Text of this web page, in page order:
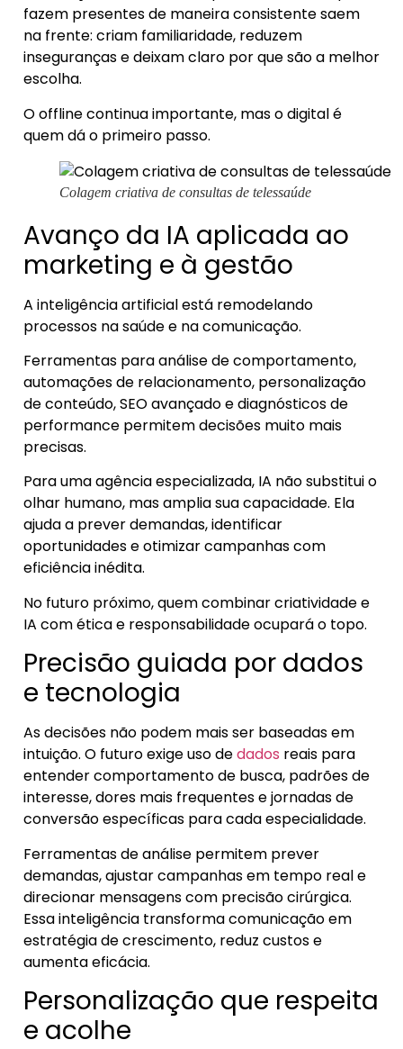
fazem presentes de maneira consistente saem
na frente: criam familiaridade, reduzem
inseguranças e deixam claro por que são a melhor
escolha.
O offline continua importante, mas o digital é
quem dá o primeiro passo.
Colagem criativa de consultas de telessaúde
Avanço da IA aplicada ao
marketing e à gestão
A inteligência artificial está remodelando
processos na saúde e na comunicação.
Ferramentas para análise de comportamento,
automações de relacionamento, personalização
de conteúdo, SEO avançado e diagnósticos de
performance permitem decisões muito mais
precisas.
Para uma agência especializada, IA não substitui o
olhar humano, mas amplia sua capacidade. Ela
ajuda a prever demandas, identificar
oportunidades e otimizar campanhas com
eficiência inédita.
No futuro próximo, quem combinar criatividade e
IA com ética e responsabilidade ocupará o topo.
Precisão guiada por dados
e tecnologia
As decisões não podem mais ser baseadas em
intuição. O futuro exige uso dedados reais para
entender comportamento de busca, padrões de
interesse, dores mais frequentes e jornadas de
conversão específicas para cada especialidade.
Ferramentas de análise permitem prever
demandas, ajustar campanhas em tempo real e
direcionar mensagens com precisão cirúrgica.
Essa inteligência transforma comunicação em
estratégia de crescimento, reduz custos e
aumenta eficácia.
Personalização que respeita
e acolhe